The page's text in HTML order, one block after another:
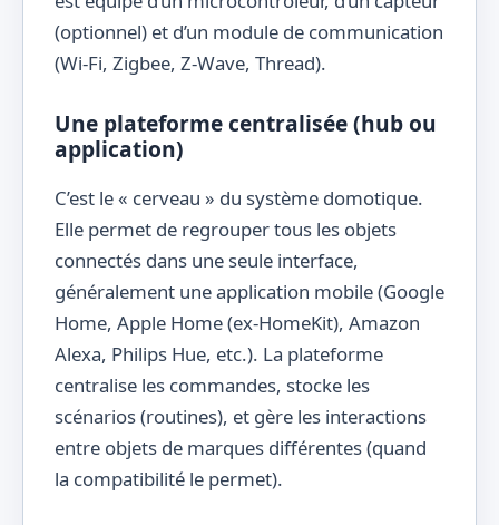
(optionnel) et d’un module de communication
(Wi-Fi, Zigbee, Z-Wave, Thread).
Une plateforme centralisée (hub ou
application)
C’est le « cerveau » du système domotique.
Elle permet de regrouper tous les objets
connectés dans une seule interface,
généralement une application mobile (Google
Home, Apple Home (ex-HomeKit), Amazon
Alexa, Philips Hue, etc.). La plateforme
centralise les commandes, stocke les
scénarios (routines), et gère les interactions
entre objets de marques différentes (quand
la compatibilité le permet).